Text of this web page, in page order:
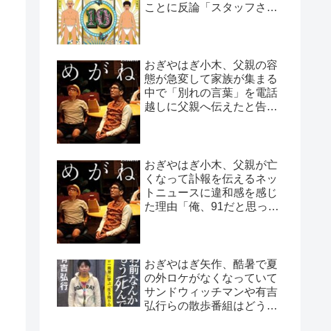
ことに反論「スタッフさん
おぎやはぎ小木、父親の容
態が急変して家族が集まる
中で「別れの言葉」を電話
越しに父親へ伝えたと告白
おぎやはぎ小木、父親が亡
くなって訃報を伝えるネッ
トニュースに違和感を感じ
た理由「俺、91だと思って
おぎやはぎ矢作、酷暑で夏
の外ロケがなくなっていて
サンドウィッチマンや有吉
弘行らの散歩番組はどうし